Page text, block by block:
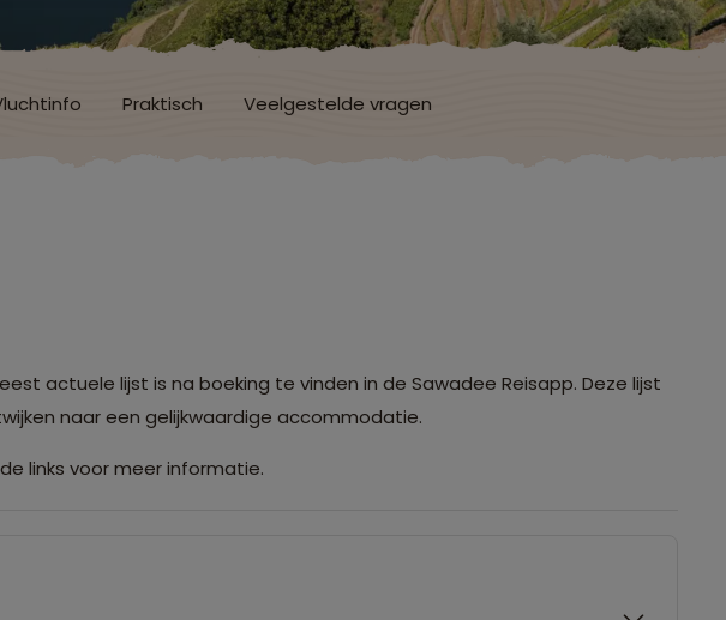
Praktisch Veelgestelde vragen
actuele lijst is na boeking te vinden in de Sawadee Reisapp. Deze lijst
naar een gelijkwaardige accommodatie.
de links voor meer informatie.